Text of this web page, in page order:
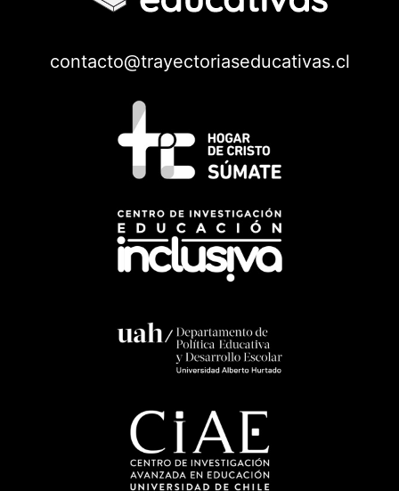
contacto@trayectoriaseducativas.cl